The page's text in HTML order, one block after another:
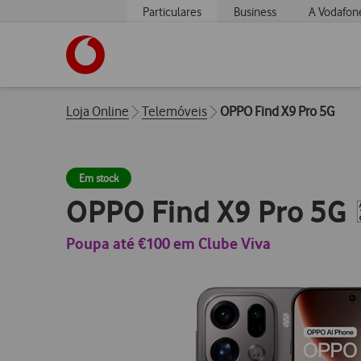
Particulares Business A
Breadcrumbs
Loja Online Telemóveis OPPO Find X9 Pro 5G
Em stock
OPPO Find X9 Pro 5G
Poupa até €100 em Clube Viva